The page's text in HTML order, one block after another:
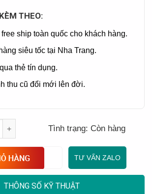
THEO:
ship toàn quốc cho khách hàng.
siêu tốc tại Nha Trang.
thẻ tín dụng.
thu cũ đổi mới lên đời.
Tình trạng: Còn hàng
TƯ VẤN ZALO
THÔNG SỐ KỸ THUẬT